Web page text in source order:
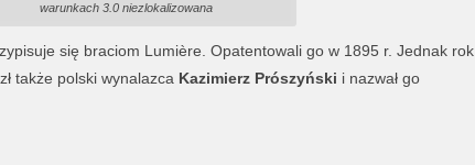
warunkach 3.0 niezlokalizowana
się braciom Lumière. Opatentowali go w 1895 r. Jednak rok
także polski wynalazca Kazimierz Prószyński i nazwał go